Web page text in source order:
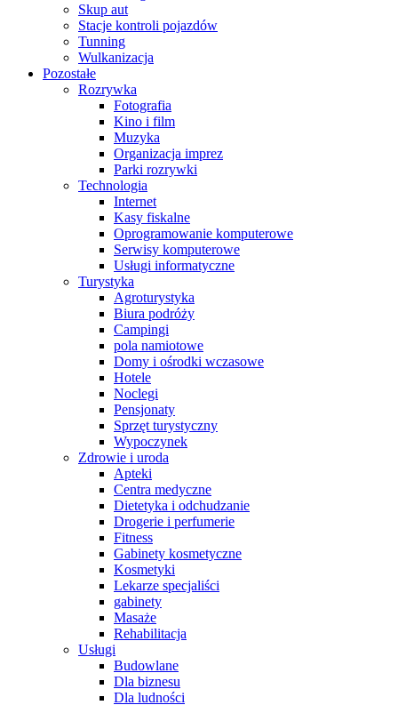
Skup aut
Stacje kontroli pojazdów
Tunning
Wulkanizacja
Pozostałe
Rozrywka
Fotografia
Kino i film
Muzyka
Organizacja imprez
Parki rozrywki
Technologia
Internet
Kasy fiskalne
Oprogramowanie komputerowe
Serwisy komputerowe
Usługi informatyczne
Turystyka
Agroturystyka
Biura podróży
Campingi
pola namiotowe
Domy i ośrodki wczasowe
Hotele
Noclegi
Pensjonaty
Sprzęt turystyczny
Wypoczynek
Zdrowie i uroda
Apteki
Centra medyczne
Dietetyka i odchudzanie
Drogerie i perfumerie
Fitness
Gabinety kosmetyczne
Kosmetyki
Lekarze specjaliści
gabinety
Masaże
Rehabilitacja
Usługi
Budowlane
Dla biznesu
Dla ludności